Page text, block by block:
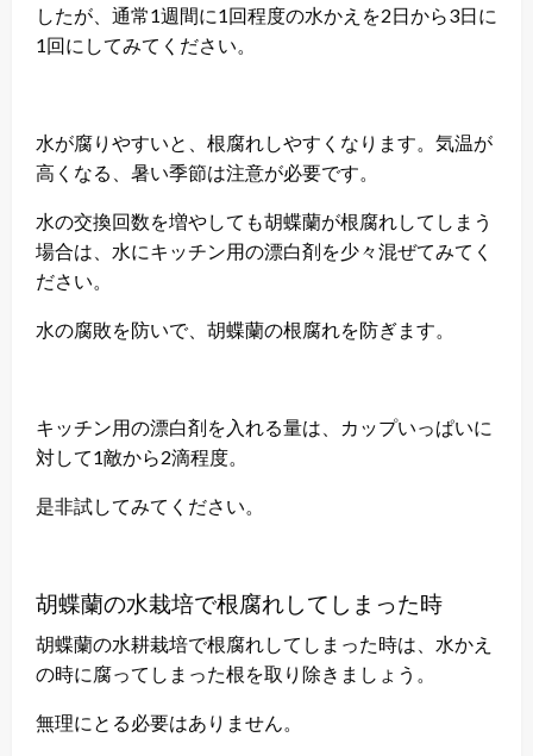
したが、通常1週間に1回程度の水かえを2日から3日に
1回にしてみてください。
水が腐りやすいと、根腐れしやすくなります。気温が
高くなる、暑い季節は注意が必要です。
水の交換回数を増やしても胡蝶蘭が根腐れしてしまう
場合は、水にキッチン用の漂白剤を少々混ぜてみてく
ださい。
水の腐敗を防いで、胡蝶蘭の根腐れを防ぎます。
キッチン用の漂白剤を入れる量は、カップいっぱいに
対して1敵から2滴程度。
是非試してみてください。
胡蝶蘭の水栽培で根腐れしてしまった時
胡蝶蘭の水耕栽培で根腐れしてしまった時は、水かえ
の時に腐ってしまった根を取り除きましょう。
無理にとる必要はありません。